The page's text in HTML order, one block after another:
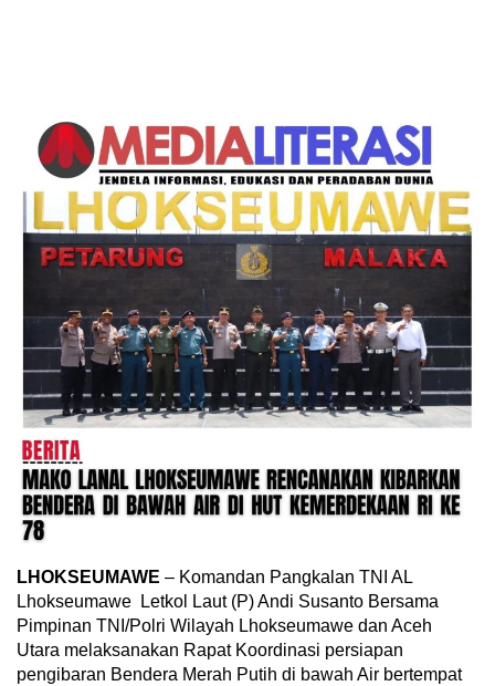
LHOKSEUMAWE – Komandan Pangkalan TNI AL
Lhokseumawe Letkol Laut (P) Andi Susanto Bersama
Pimpinan TNI/Polri Wilayah Lhokseumawe dan Aceh
Utara melaksanakan Rapat Koordinasi persiapan
pengibaran Bendera Merah Putih di bawah Air bertempat